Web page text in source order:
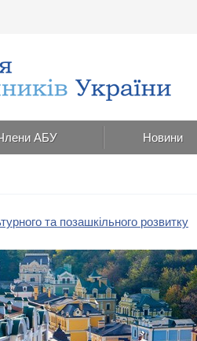
АБУ Новини
та позашкільного розвитку